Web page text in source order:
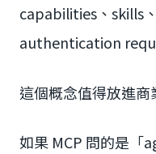
capabilities、skills
authentication
這個概念值得放進商
如果 MCP 問的是「